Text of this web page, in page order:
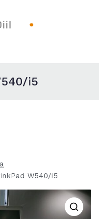
Diil
i5
W540/i5